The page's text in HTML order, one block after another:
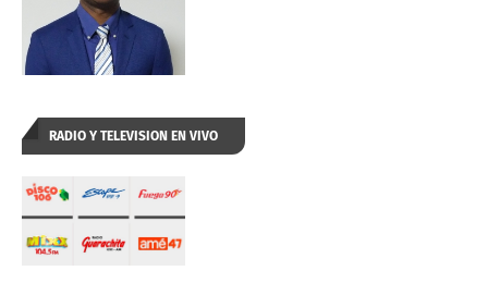
RADIO Y TELEVISION EN VIVO